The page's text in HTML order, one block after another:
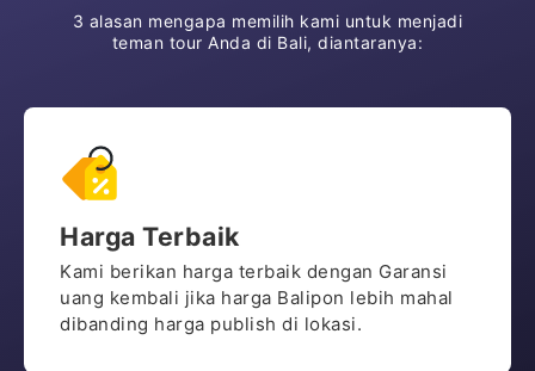
3 alasan mengapa memilih kami untuk menjadi
teman tour Anda di Bali, diantaranya:
Harga Terbaik
Kami berikan harga terbaik dengan Garansi
uang kembali jika harga Balipon lebih mahal
dibanding harga publish di lokasi.